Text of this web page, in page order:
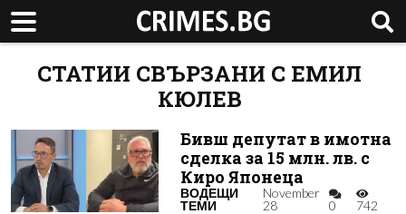
СТАТИИ СВЪРЗАНИ С ЕМИЛ
КЮЛЕВ
Бивш депутат в имотна
сделка за 15 млн. лв. с
Киро Японеца
ВОДЕЩИ
ТЕМИ
November
28
0 742